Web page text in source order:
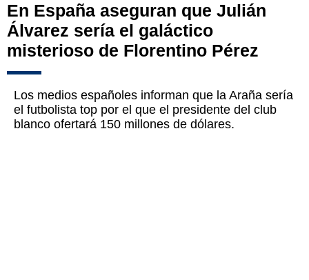
En España aseguran que Julián
Álvarez sería el galáctico
misterioso de Florentino Pérez
Los medios españoles informan que la Araña sería
el futbolista top por el que el presidente del club
blanco ofertará 150 millones de dólares.